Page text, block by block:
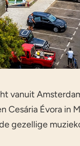
vanuit
Cesária Évora in
gezellige